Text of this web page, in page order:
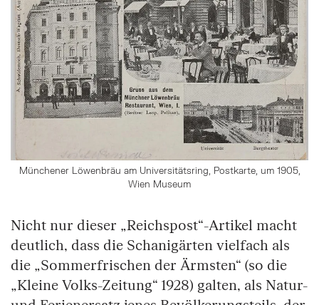
Münchener Löwenbräu am Universitätsring, Postkarte, um 1905,
Wien Museum
Nicht nur dieser „Reichspost“-Artikel macht
deutlich, dass die Schanigärten vielfach als
die „Sommerfrischen der Ärmsten“ (so die
„Kleine Volks-Zeitung“ 1928) galten, als Natur-